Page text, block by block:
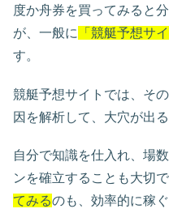
度か舟券を買ってみると
が、一般に 「競艇予想サイ
す。
競艇予想サイトでは、そ
因を解析して、大穴が出
自分で知識を仕入れ、場
ンを確立することも大切で
てみるのも、効率的に稼